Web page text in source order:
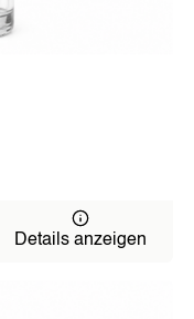
Details anzeigen